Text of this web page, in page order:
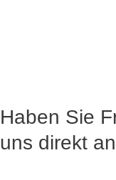
Haben Sie
uns direkt